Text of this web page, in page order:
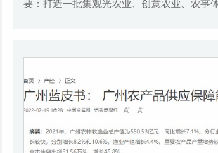
要：打造一批集观光农业、创意农业、农事